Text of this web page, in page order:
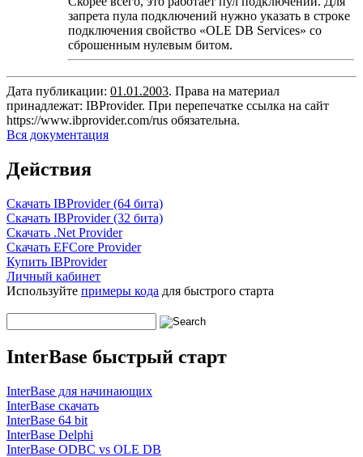
запрета пула подключений нужно указать в строке
подключения свойство «OLE DB Services» со
сброшенным нулевым битом.
Дата публикации: 01.01.2003. Права на материал
принадлежат: IBProvider. При перепечатке ссылка на сайт
https://www.ibprovider.com/rus обязательна.
Вся документация
Действия
Скачать IBProvider (64 бита)
Скачать IBProvider (32 бита)
Скачать .Net Provider
Скачать EFCore Provider
Купить IBProvider
Личный кабинет
Используйте примеры кода для быстрого старта
InterBase быстрый старт
InterBase для начинающих
InterBase скачать
InterBase 64 bit
InterBase Delphi
InterBase ODBC vs OLE DB